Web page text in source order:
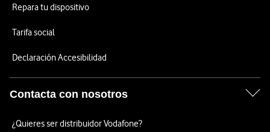
Repara tu dispositivo
Tarifa social
Declaración Accesibilidad
Contacta con nosotros
¿Quieres ser distribuidor Vodafone?